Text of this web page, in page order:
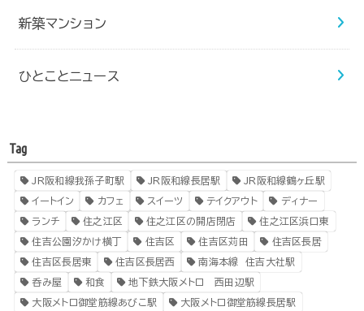
新築マンション
ひとことニュース
Tag
JR阪和線我孫子町駅 JR阪和線長居駅 JR阪和線鶴ヶ丘駅
イートイン カフェ スイーツ テイクアウト ディナー
ランチ 住之江区 住之江区の開店閉店 住之江区浜口東
住吉公園汐かけ横丁 住吉区 住吉区苅田 住吉区長居
住吉区長居東 住吉区長居西 南海本線 住吉大社駅
呑み屋 和食 地下鉄大阪メトロ 西田辺駅
大阪メトロ御堂筋線あびこ駅 大阪メトロ御堂筋線長居駅